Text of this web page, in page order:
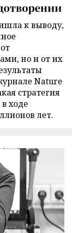
к выводу,
но и от их
Nature
стратегия
ходе
лет.